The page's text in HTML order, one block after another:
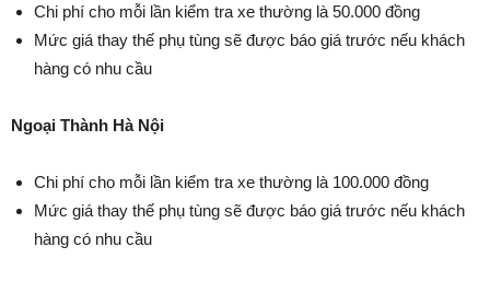
Chi phí cho mỗi lần kiểm tra xe thường là 50.000 đồng
Mức giá thay thế phụ tùng sẽ được báo giá trước nếu khách
hàng có nhu cầu
Ngoại Thành Hà Nội
Chi phí cho mỗi lần kiểm tra xe thường là 100.000 đồng
Mức giá thay thế phụ tùng sẽ được báo giá trước nếu khách
hàng có nhu cầu